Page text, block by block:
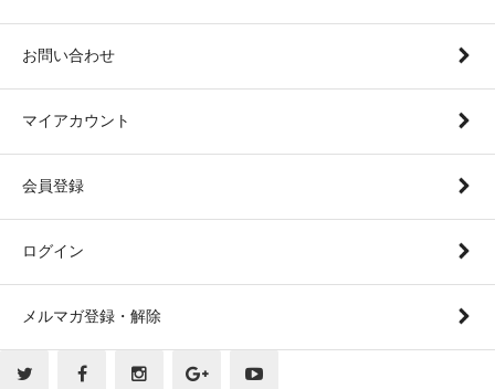
お問い合わせ
マイアカウント
会員登録
ログイン
メルマガ登録・解除